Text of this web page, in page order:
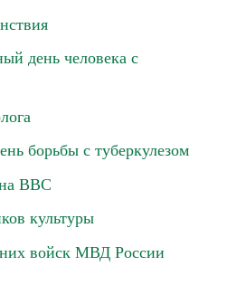
день человека с
борьбы с туберкулезом
ВВС
культуры
войск МВД России